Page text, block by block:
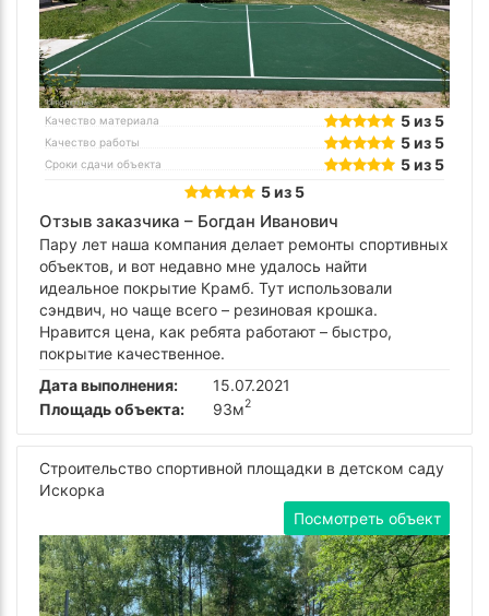
Качество материала 5 из 5
Качество работы 5 из 5
Сроки сдачи объекта
5 из 5
5 из 5
Отзыв заказчика – Богдан Иванович
Пару лет наша компания делает ремонты спортивных
объектов, и вот недавно мне удалось найти
идеальное покрытие Крамб. Тут использовали
сэндвич, но чаще всего – резиновая крошка.
Нравится цена, как ребята работают – быстро,
покрытие качественное.
Дата выполнения:
15.07.2021
Площадь объекта:
93м2
Строительство спортивной площадки в детском саду
Искорка
Посмотреть объект